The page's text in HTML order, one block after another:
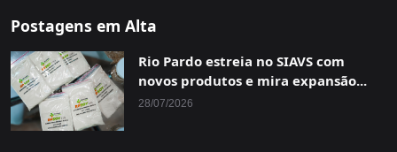
Postagens em Alta
Rio Pardo estreia no SIAVS com
novos produtos e mira expansão...
28/07/2026